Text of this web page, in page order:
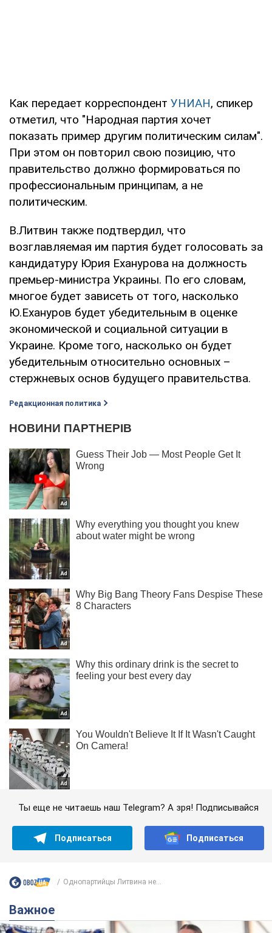
Как передает корреспондент УНИАН, спикер
отметил, что "Народная партия хочет
показать пример другим политическим силам".
При этом он повторил свою позицию, что
правительство должно формироваться по
профессиональным принципам, а не
политическим.
В.Литвин также подтвердил, что
возглавляемая им партия будет голосовать за
кандидатуру Юрия Еханурова на должность
премьер-министра Украины. По его словам,
многое будет зависеть от того, насколько
Ю.Ехануров будет убедительным в оценке
экономической и социальной ситуации в
Украине. Кроме того, насколько он будет
убедительным относительно основных –
стержневых основ будущего правительства.
Редакционная политика
Ты еще не читаешь наш Telegram? А зря! Подписывайся
Подписаться Подписаться
Однопартийцы Литвина не...
Важное